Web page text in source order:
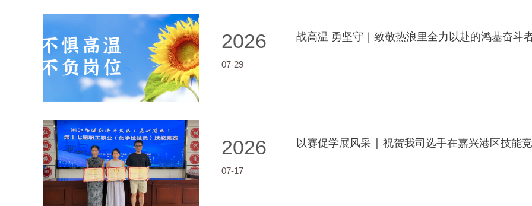
2026
07-29
战高温 勇坚守｜致敬热浪里全力以赴的鸿基奋斗
2026
07-17
以赛促学展风采 | 祝贺我司选手在嘉兴港区技能